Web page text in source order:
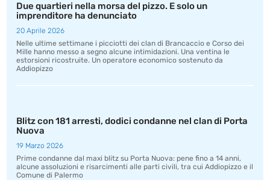
Due quartieri nella morsa del pizzo. E solo un
imprenditore ha denunciato
20 Aprile 2026
Nelle ultime settimane i picciotti dei clan di Brancaccio e Corso dei
Mille hanno messo a segno alcune intimidazioni. Una ventina le
estorsioni ricostruite. Un operatore economico sostenuto da
Addiopizzo
Blitz con 181 arresti, dodici condanne nel clan di Porta
Nuova
19 Marzo 2026
Prime condanne dal maxi blitz su Porta Nuova: pene fino a 14 anni,
alcune assoluzioni e risarcimenti alle parti civili, tra cui Addiopizzo e il
Comune di Palermo